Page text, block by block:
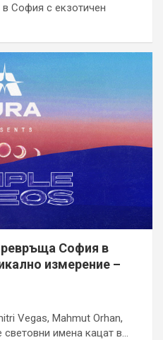
София с екзотичен
София в
измерение –
Vegas, Mahmut Orhan,
имена кацат в…